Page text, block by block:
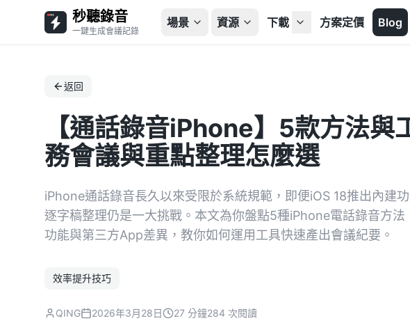
秒聽錄音
一鍵生成會議記錄
場景 資源 下載 方案定價 Blog
返回
【通話錄音iPhone】5款方法與
務會議與重點整理怎麼選
iPhone通話錄音長久以來受限於系統規範，即便iOS 18推出內建
逐字稿整理仍是一大挑戰。本文為你盤點5種iPhone電話錄音方法
功能與第三方App差異，教你如何運用工具快速產出會議紀要。
效率提升技巧
QING 2026年3月28日 27 分鐘284 次閱讀